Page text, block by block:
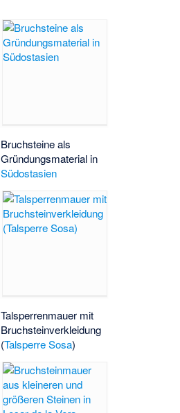
Bruchsteine als
Gründungsmaterial in
Südostasien
Talsperrenmauer mit
Bruchsteinverkleidung
(Talsperre Sosa)